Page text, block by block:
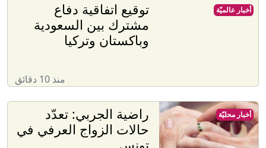
توقيع اتفاقية دفاع
مشترك بين السعودية
وباكستان وتركيا
منذ 10 دقائق
أخبار عالميّة
راضية الجربي: تعدّد
حالات الزواج العرفي في
أخبار محليّة